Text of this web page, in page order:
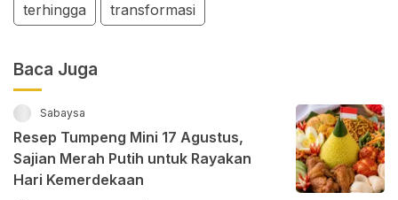
terhingga transformasi
Baca Juga
Sabaysa
Resep Tumpeng Mini 17 Agustus,
Sajian Merah Putih untuk Rayakan
Hari Kemerdekaan